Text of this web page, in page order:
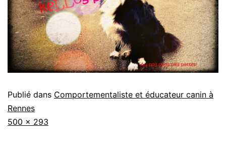
Publié dans Comportementaliste et éducateur canin à
Rennes
Taille
500 × 293